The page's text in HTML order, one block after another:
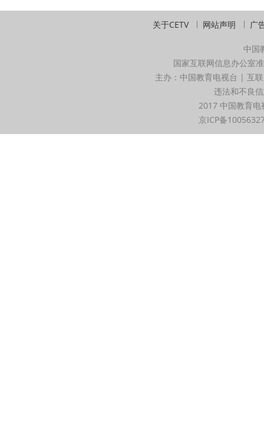
关于CETV 网站声明 广
中国
国家互联网信息办公室
主办：中国教育电视台 | 互
违法和不良
2017 中国教育
京ICP备